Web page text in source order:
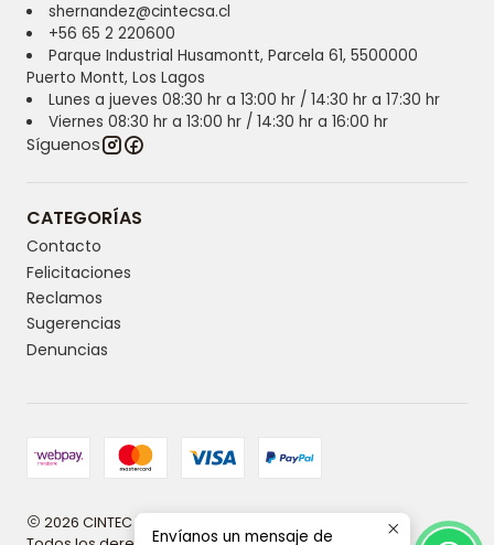
shernandez@cintecsa.cl
+56 65 2 220600
Parque Industrial Husamontt, Parcela 61, 5500000
Puerto Montt, Los Lagos
Lunes a jueves 08:30 hr a 13:00 hr / 14:30 hr a 17:30 hr
Viernes 08:30 hr a 13:00 hr / 14:30 hr a 16:00 hr
Síguenos
CATEGORÍAS
Contacto
Felicitaciones
Reclamos
Sugerencias
Denuncias
2026 CINTEC | Innovación y tecnología en higiene.
Envíanos un mensaje de